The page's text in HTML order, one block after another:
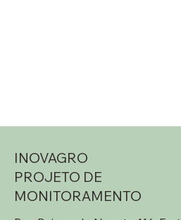
INOVAGRO
PROJETO DE
MONITORAMENTO